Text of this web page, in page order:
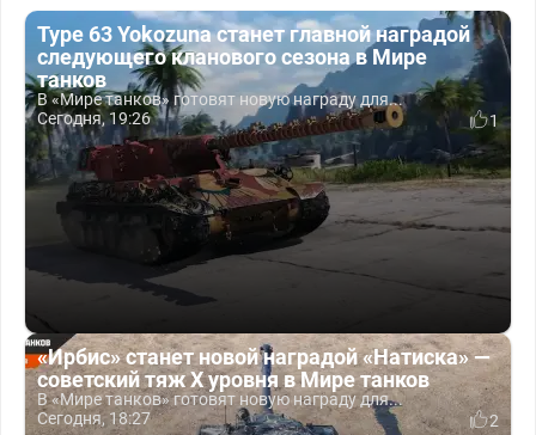
Type 63 Yokozuna станет главной наградой
следующего кланового сезона в Мире
танков
В «Мире танков» готовят новую награду для...
Сегодня, 19:26
1
«Ирбис» станет новой наградой «Натиска» —
советский тяж X уровня в Мире танков
В «Мире танков» готовят новую награду для...
Сегодня, 18:27
2